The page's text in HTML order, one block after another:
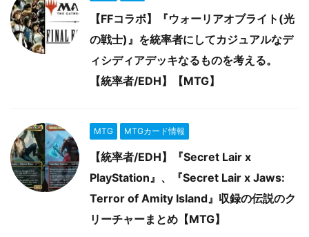
【FFコラボ】『ウォーリアオブライト(光
の戦士)』を統率者にしてカジュアルなデ
ィシディアデッキなるものを考える。
【統率者/EDH】【MTG】
MTG MTGカード情報
【統率者/EDH】『Secret Lair x
PlayStation』、『Secret Lair x Jaws:
Terror of Amity Island』収録の伝説のク
リーチャーまとめ【MTG】